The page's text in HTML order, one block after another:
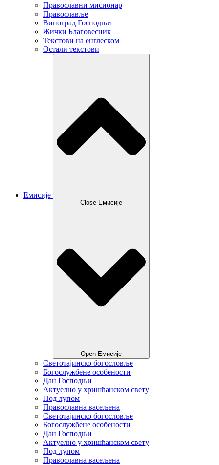
Православни мисионар
Православље
Виноград Господњи
Жички Благовесник
Текстови на енглеском
Остали текстови
Емисије
Close Емисије
Open Емисије
Светотајинско богословље
Богослужбене особености
Дан Господњи
Актуелно у хришћанском свету
Под лупом
Православна васељена
Светотајинско богословље
Богослужбене особености
Дан Господњи
Актуелно у хришћанском свету
Под лупом
Православна васељена